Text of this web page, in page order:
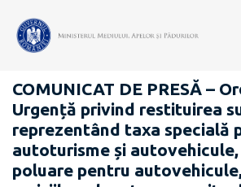
COMUNICATE DE PRESĂ
COMUNICAT DE PRESĂ –
Urgență privind restituirea
reprezentând taxa specială
autoturisme și
poluare pentru
publicării: